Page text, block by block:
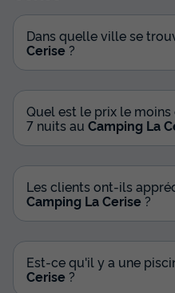
Dans quelle ville se
Cerise?
Quel est le prix le
7 nuits au Camping La
Les clients ont-ils
Camping La Cerise?
Est-ce qu'il y a une
Cerise ?